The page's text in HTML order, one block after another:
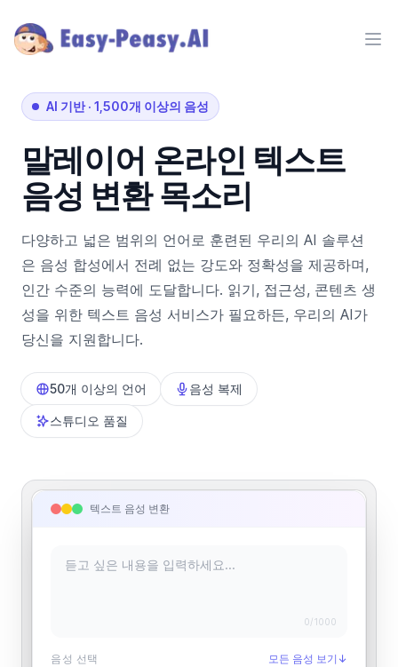
AI 기반· 1,500개 이상의 음성
말레이어 온라인 텍스트
음성 변환 목소리
다양하고 넓은 범위의 언어로 훈련된 우리의 AI 솔루션
은 음성 합성에서 전례 없는 강도와 정확성을 제공하며,
인간 수준의 능력에 도달합니다. 읽기, 접근성, 콘텐츠 생
성을 위한 텍스트 음성 서비스가 필요하든, 우리의 AI가
당신을 지원합니다.
50개 이상의 언어 음성 복제
스튜디오 품질
텍스트 음성 변환
0/1000
음성 선택 모든 음성 보기 ↓